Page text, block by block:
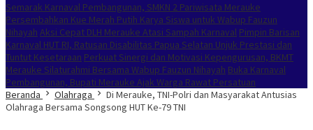
Semarak Karnaval Pembangunan, SMKN 2 Pariwisata Merauke
Persembahkan Kue Merah Putih Karya Siswa untuk Wabup Fauzun
Nihayah Aksi Cepat DLH Merauke Atasi Sampah Karnaval Pimpin Barisan
Karnaval HUT RI, Ratusan Disabilitas Papua Selatan Unjuk Prestasi dan
Tuntut Kesetaraan Perkuat Sinergi dan Motivasi Kepengurusan, BKMT
Merauke Silaturahmi Bersama Wabup Fauzun Nihayah Buka Karnaval
Pembangunan, Bupati Merauke Ajak Warga Rawat Persatuan
Beranda
Olahraga
Di Merauke, TNI-Polri dan Masyarakat Antusias
Olahraga Bersama Songsong HUT Ke-79 TNI